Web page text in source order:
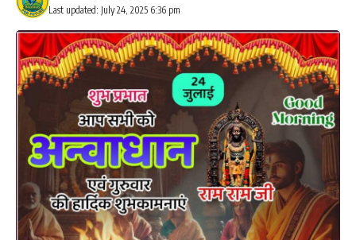
Last updated: July 24, 2025 6:36 pm